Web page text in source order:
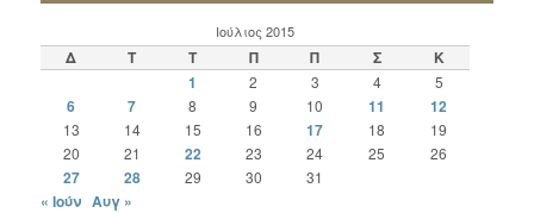
Ιούλιος 2015
Δ Τ Τ Π Π Σ
Κ
1
2 3 4 5
6 7 8 9 10 11 12
13 14 15 16 17 18
19
20
21 22 23 24 25 26
27 28 29 30 31
« Ιούν Αυγ »